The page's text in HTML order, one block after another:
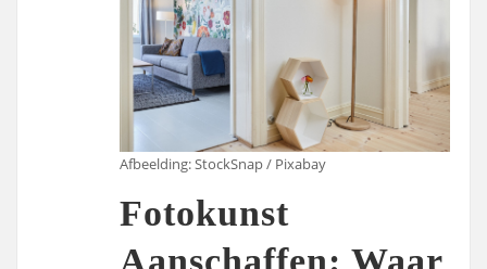
Afbeelding: StockSnap / Pixabay
Fotokunst